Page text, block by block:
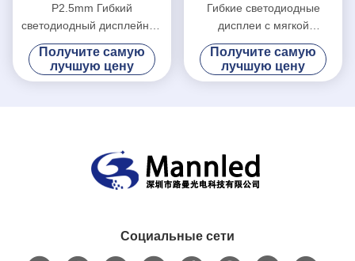
P2.5mm Гибкий
светодиодный дисплейный
экран SMD 1R1G1B
Круглая колонна цилиндра
Получите самую
лучшую цену
Гибкие светодиодные
дисплеи с мягкой
цилиндрической формой
P2.5 Изогнутые в
помещении
Получите самую
лучшую цену
Социальные сети